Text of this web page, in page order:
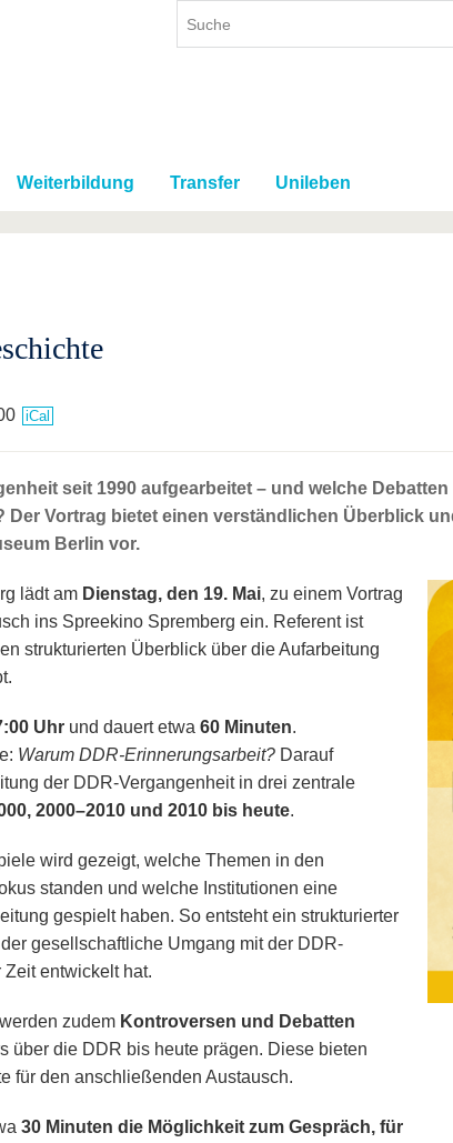
Weiterbildung Transfer Unileben
iCal
seit 1990 aufgearbeitet – und welche
Der Vortrag bietet einen verständlichen Überblick
Berlin vor.
lädt am Dienstag, den 19. Mai, zu einem Vortrag
ins Spreekino Spremberg ein. Referent ist
strukturierten Überblick über die Aufarbeitung
Uhr und dauert etwa 60 Minuten.
Warum DDR-Erinnerungsarbeit? Darauf
der DDR-Vergangenheit in drei zentrale
2000–2010 und 2010 bis heute.
wird gezeigt, welche Themen in den
standen und welche Institutionen eine
gespielt haben. So entsteht ein strukturierter
gesellschaftliche Umgang mit der DDR-
entwickelt hat.
zudem Kontroversen und Debatten
über die DDR bis heute prägen. Diese bieten
für den anschließenden Austausch.
30 Minuten die Möglichkeit zum Gespräch, für